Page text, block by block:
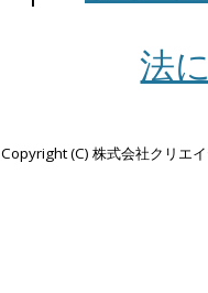
法
Copyright (C) 株式会社クリエ